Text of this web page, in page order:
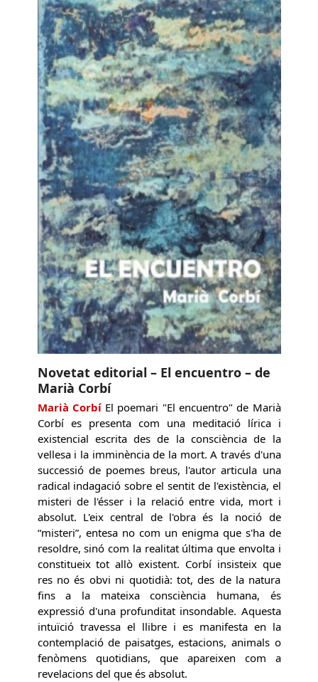
Novetat editorial – El encuentro – de
Marià Corbí
Marià CorbíEl poemari "El encuentro" de Marià
Corbí es presenta com una meditació lírica i
existencial escrita des de la consciència de la
vellesa i la imminència de la mort. A través d'una
successió de poemes breus, l'autor articula una
radical indagació sobre el sentit de l'existència, el
misteri de l'ésser i la relació entre vida, mort i
absolut. L'eix central de l'obra és la noció de
“misteri”, entesa no com un enigma que s'ha de
resoldre, sinó com la realitat última que envolta i
constitueix tot allò existent. Corbí insisteix que
res no és obvi ni quotidià: tot, des de la natura
fins a la mateixa consciència humana, és
expressió d'una profunditat insondable. Aquesta
intuïció travessa el llibre i es manifesta en la
contemplació de paisatges, estacions, animals o
fenòmens quotidians, que apareixen com a
revelacions del que és absolut.